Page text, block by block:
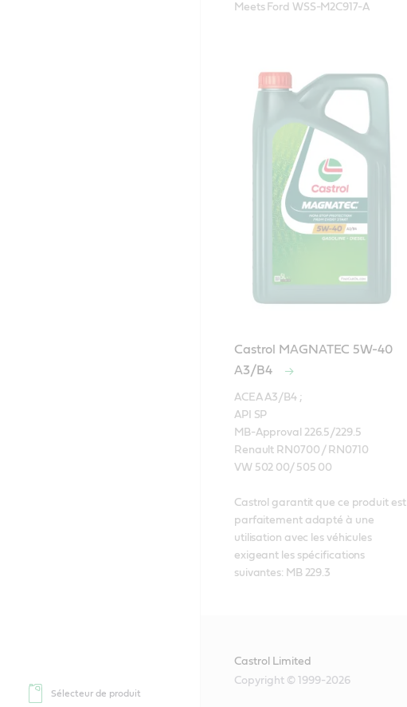
Sélecteur de produit
Meets Ford WSS-M2C917-A
Castrol MAGNATEC 5W-40
A3/B4
ACEA A3/B4 ;
API SP
MB-Approval 226.5/229.5
Renault RN0700 / RN0710
VW 502 00/ 505 00
Castrol garantit que ce produit est
parfaitement adapté à une
utilisation avec les véhicules
exigeant les spécifications
suivantes: MB 229.3
Castrol Limited
Copyright © 1999-2026